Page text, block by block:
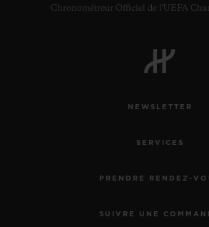
Chronométreur Officiel de l'UEFA
NEWSLETTER
SERVICES
PRENDRE RENDEZ-
SUIVRE UNE